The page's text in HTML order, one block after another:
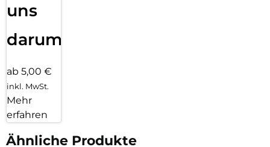
uns
darum!
ab 5,00 €
inkl. MwSt.
Mehr
erfahren
Ähnliche Produkte